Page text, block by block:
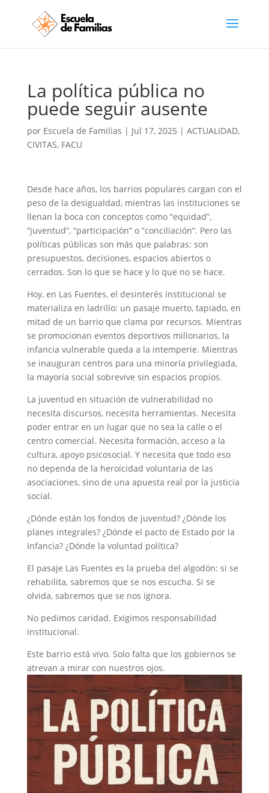
La política pública no
puede seguir ausente
por Escuela de Familias | Jul 17, 2025 | ACTUALIDAD,
CIVITAS, FACU
Desde hace años, los barrios populares cargan con el
peso de la desigualdad, mientras las instituciones se
llenan la boca con conceptos como “equidad”,
“juventud”, “participación” o “conciliación”. Pero las
políticas públicas son más que palabras: son
presupuestos, decisiones, espacios abiertos o
cerrados. Son lo que se hace y lo que no se hace.
Hoy, en Las Fuentes, el desinterés institucional se
materializa en ladrillo: un pasaje muerto, tapiado, en
mitad de un barrio que clama por recursos. Mientras
se promocionan eventos deportivos millonarios, la
infancia vulnerable queda a la intemperie. Mientras
se inauguran centros para una minoría privilegiada,
la mayoría social sobrevive sin espacios propios.
La juventud en situación de vulnerabilidad no
necesita discursos, necesita herramientas. Necesita
poder entrar en un lugar que no sea la calle o el
centro comercial. Necesita formación, acceso a la
cultura, apoyo psicosocial. Y necesita que todo eso
no dependa de la heroicidad voluntaria de las
asociaciones, sino de una apuesta real por la justicia
social.
¿Dónde están los fondos de juventud? ¿Dónde los
planes integrales? ¿Dónde el pacto de Estado por la
infancia? ¿Dónde la voluntad política?
El pasaje Las Fuentes es la prueba del algodón: si se
rehabilita, sabremos que se nos escucha. Si se
olvida, sabremos que se nos ignora.
No pedimos caridad. Exigimos responsabilidad
institucional.
Este barrio está vivo. Solo falta que los gobiernos se
atrevan a mirar con nuestros ojos.